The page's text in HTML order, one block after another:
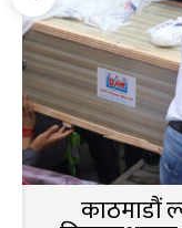
काठमाडौं